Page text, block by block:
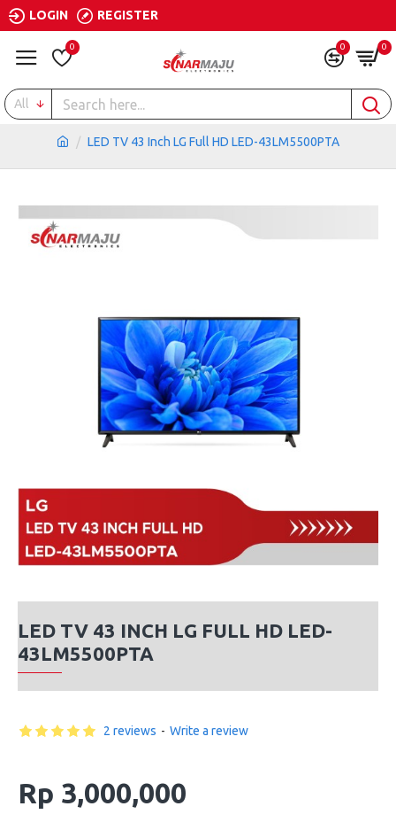
LOGIN REGISTER
0 0 0
All
LED TV 43 Inch LG Full HD LED-43LM5500PTA
LED TV 43 INCH LG FULL HD LED-
43LM5500PTA
2 reviews - Write a review
Rp 3,000,000